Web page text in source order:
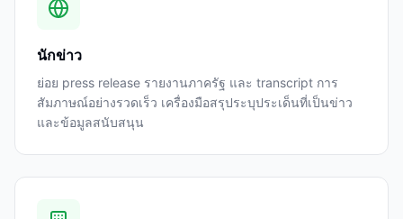
นักข่าว
ย่อย press release รายงานภาครัฐ และ transcript การ
สัมภาษณ์อย่างรวดเร็ว เครื่องมือสรุประบุประเด็นที่เป็นข่าว
และข้อมูลสนับสนุน